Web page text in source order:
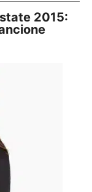
2015: